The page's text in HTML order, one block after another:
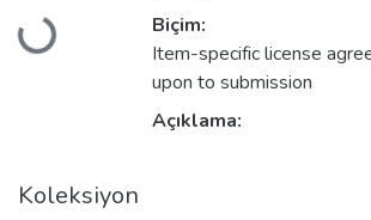
Yükleniyor...
Biçim:
Item-specific license
upon to submission
Açıklama:
Koleksiyon